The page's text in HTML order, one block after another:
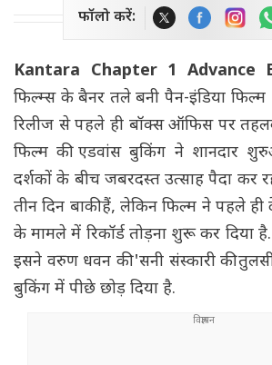
फॉलो करें:
Kantara Chapter 1 Advance
फिल्म्स के बैनर तले बनी पैन-इंडिया फिल्म
रिलीज से पहले ही बॉक्स ऑफिस पर
फिल्म की एडवांस बुकिंग ने शानदार
दर्शकों के बीच जबरदस्त उत्साह पैदा कर
तीन दिन बाकी हैं, लेकिन फिल्म ने पहले ही
के मामले में रिकॉर्ड तोड़ना शुरू कर दिया
इसने वरुण धवन की 'सनी संस्कारी की
बुकिंग में पीछे छोड़ दिया है.